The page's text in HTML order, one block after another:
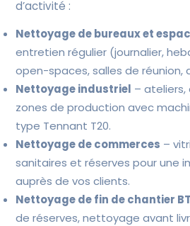
d’activité :
Nettoyage de bureaux et
entretien régulier (journalier,
open-spaces, salles de réunion,
Nettoyage industriel –
zones de production avec
type Tennant T20.
Nettoyage de commerces –
sanitaires et réserves pour une
auprès de vos clients.
Nettoyage de fin de chantier
de réserves, nettoyage avant